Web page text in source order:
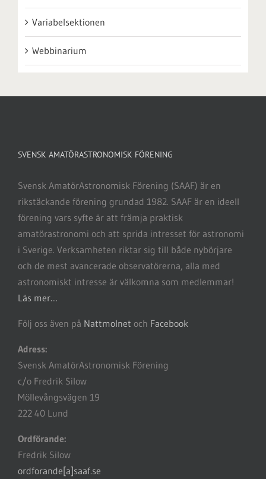
Variabelsektionen
Webbinarium
SVENSK AMATÖRASTRONOMISK FÖRENING
Svensk AmatörAstronomisk Förening (SAAF) är en
rikstäckande förening grundad 1982. SAAF är en ideell
förening vars syfte är att främja praktisk
amatörastronomi och att sprida intresset för astronomi
i Sverige. Verksamheten riktar sig till både nybörjare
och de mest avancerade observatörerna, alla med
astronomiskt intresse är välkomna som medlemmar!
Läs mer…
Följ oss även på Nattmolnet och Facebook
Adress:
Svensk AmatörAstronomisk Förening
c/o Fredrik Silow
Möllevångsvägen 19
222 40 Lund
Ordförande:
Fredrik Silow
ordforande[a]saaf.se